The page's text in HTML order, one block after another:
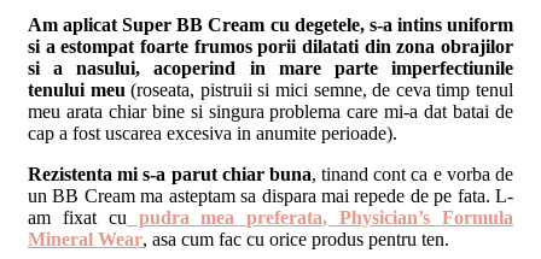
Am aplicat Super BB Cream cu degetele, s-a intins uniform
si a estompat foarte frumos porii dilatati din zona obrajilor
si a nasului, acoperind in mare parte imperfectiunile
tenului meu (roseata, pistruii si mici semne, de ceva timp tenul
meu arata chiar bine si singura problema care mi-a dat batai de
cap a fost uscarea excesiva in anumite perioade).
Rezistenta mi s-a parut chiar buna, tinand cont ca e vorba de
un BB Cream ma asteptam sa dispara mai repede de pe fata. L-
am fixat cu pudra mea preferata, Physician’s Formula
Mineral Wear, asa cum fac cu orice produs pentru ten.